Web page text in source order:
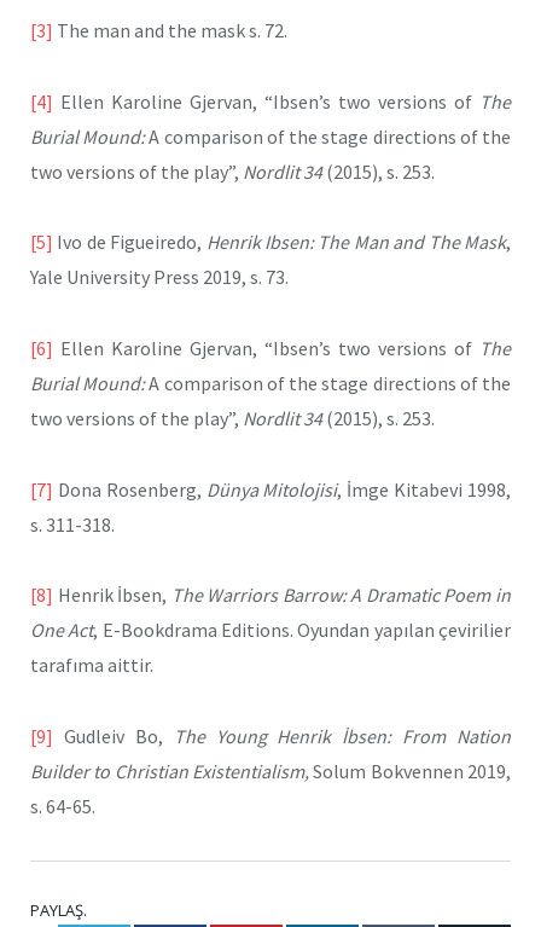
[3] The man and the mask s. 72.
[4] Ellen Karoline Gjervan, “Ibsen’s two versions of The
Burial Mound:A comparison of the stage directions of the
two versions of the play”, Nordlit 34(2015), s. 253.
[5] Ivo de Figueiredo, Henrik Ibsen: The Man and The Mask,
Yale University Press 2019, s. 73.
[6] Ellen Karoline Gjervan, “Ibsen’s two versions of The
Burial Mound:A comparison of the stage directions of the
two versions of the play”, Nordlit 34(2015), s. 253.
[7] Dona Rosenberg, Dünya Mitolojisi, İmge Kitabevi 1998,
s. 311-318.
[8] Henrik İbsen, The Warriors Barrow: A Dramatic Poem in
One Act, E-Bookdrama Editions. Oyundan yapılan çevirilier
tarafıma aittir.
[9] Gudleiv Bo,
The Young Henrik İbsen: From Nation
Builder to Christian Existentialism,Solum Bokvennen 2019,
s. 64-65.
PAYLAŞ.